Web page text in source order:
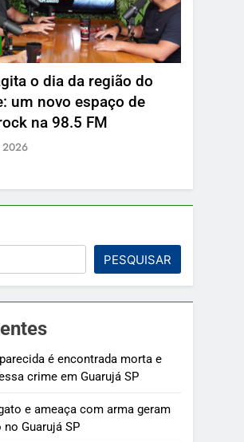
o dia da região do
um novo espaço de
na 98.5 FM
2026
PESQUISAR
é encontrada morta e
crime em Guarujá SP
e ameaça com arma geram
Guarujá SP